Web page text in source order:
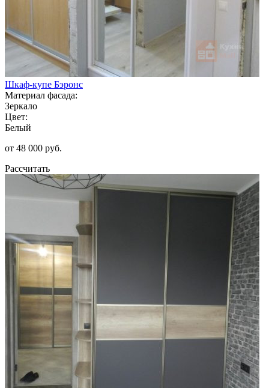
Шкаф-купе Бэронс
Материал фасада:
Зеркало
Цвет:
Белый
от 48 000 руб.
Рассчитать